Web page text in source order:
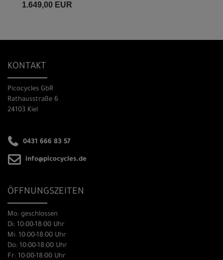
1.649,00 EUR
KONTAKT
Picocycles GbR
Rathausstraße 6
24103 Kiel
0431 666 83 57
info@picocycles.de
ÖFFNUNGSZEITEN
Mo: geschlossen
Di: 10:00-18:00 Uhr
Mi: 10:00-18:00 Uhr
Do: 10:00-18:00 Uhr
Fr: 10:00-18:00 Uhr